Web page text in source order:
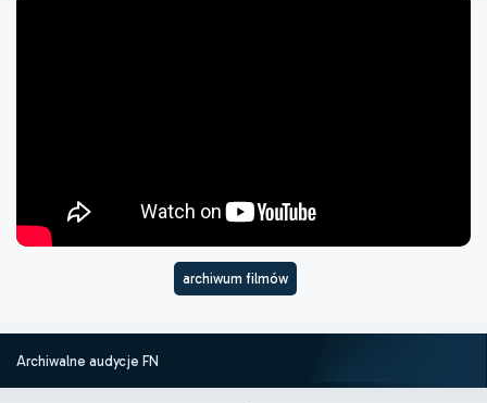
archiwum filmów
Archiwalne audycje FN